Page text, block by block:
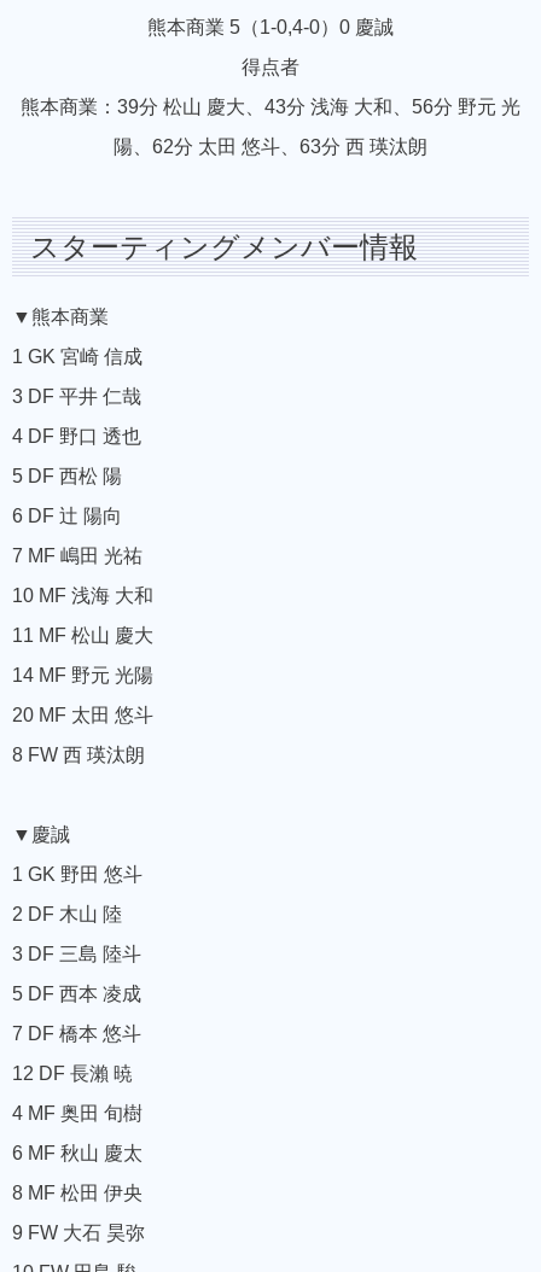
熊本商業 5（1-0,4-0）0 慶誠
得点者
熊本商業：39分 松山 慶大、43分 浅海 大和、56分 野元 光
陽、62分 太田 悠斗、63分 西 瑛汰朗
スターティングメンバー情報
▼熊本商業
1 GK 宮崎 信成
3 DF 平井 仁哉
4 DF 野口 透也
5 DF 西松 陽
6 DF 辻 陽向
7 MF 嶋田 光祐
10 MF 浅海 大和
11 MF 松山 慶大
14 MF 野元 光陽
20 MF 太田 悠斗
8 FW 西 瑛汰朗
▼慶誠
1 GK 野田 悠斗
2 DF 木山 陸
3 DF 三島 陸斗
5 DF 西本 凌成
7 DF 橋本 悠斗
12 DF 長瀨 暁
4 MF 奥田 旬樹
6 MF 秋山 慶太
8 MF 松田 伊央
9 FW 大石 昊弥